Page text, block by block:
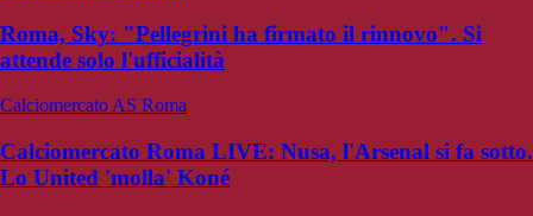
Roma, Sky: "Pellegrini ha firmato il rinnovo". Si
attende solo l'ufficialità
Calciomercato AS Roma
Calciomercato Roma LIVE: Nusa, l'Arsenal si fa sotto.
Lo United 'molla' Koné